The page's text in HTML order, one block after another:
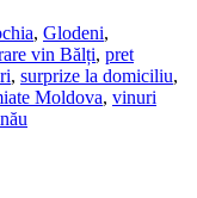
, Glodeni,
vin Bălți, pret
, surprize la domiciliu,
Moldova, vinuri